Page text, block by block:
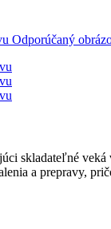
skladateľné
a prepravy,